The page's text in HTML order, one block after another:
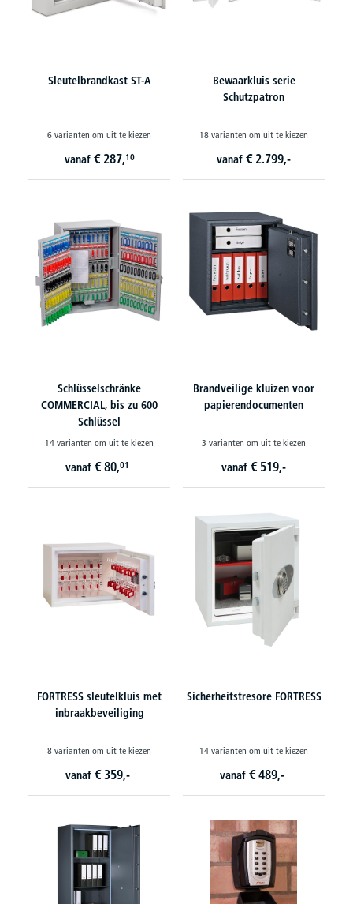
Sleutelbrandkast ST-A
6 varianten om uit te kiezen
vanaf € 287,10
Bewaarkluis serie
Schutzpatron
18 varianten om uit te kiezen
vanaf € 2.799,-
Schlüsselschränke
COMMERCIAL, bis zu 600
Schlüssel
14 varianten om uit te kiezen
vanaf € 80,01
Brandveilige kluizen voor
papierendocumenten
3 varianten om uit te kiezen
vanaf € 519,-
FORTRESS sleutelkluis met
inbraakbeveiliging
8 varianten om uit te kiezen
vanaf € 359,-
Sicherheitstresore FORTRESS
14 varianten om uit te kiezen
vanaf € 489,-